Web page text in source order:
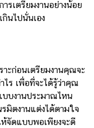
ารเตรียมงานอย่างน้อย
กินไปนั่นเอง
ก่อนเตรียมงานคุณจะ
ไร เพื่อที่จะได้รู้ว่าคุณ
บบงานประมาณไหน
มิตงานแต่งได้ตามใจ
จัดแบบพอเพียงจะดี